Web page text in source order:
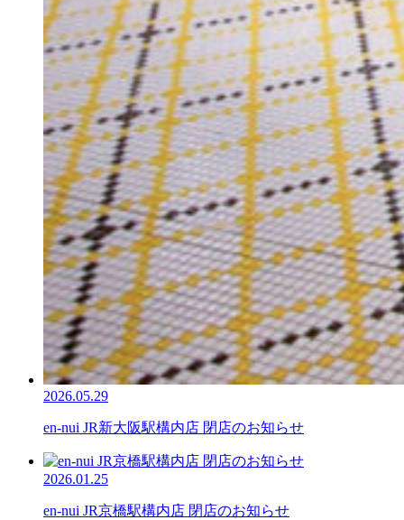
2026.05.29
en-nui JR新大阪駅構内店 閉店のお知らせ
2026.01.25
en-nui JR京橋駅構内店 閉店のお知らせ